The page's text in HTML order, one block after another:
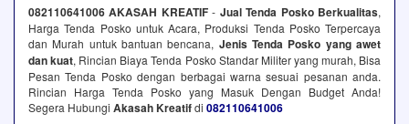
082110641006 AKASAH KREATIF- Jual Tenda Posko Berkualitas,
Harga Tenda Posko untuk Acara, Produksi Tenda Posko Terpercaya
dan Murah untuk bantuan bencana, Jenis Tenda Posko yang awet
dan kuat, Rincian Biaya Tenda Posko Standar Militer yang murah, Bisa
Pesan Tenda Posko dengan berbagai warna sesuai pesanan anda.
Rincian Harga Tenda Posko yang Masuk Dengan Budget Anda!
Segera Hubungi Akasah Kreatifdi 082110641006